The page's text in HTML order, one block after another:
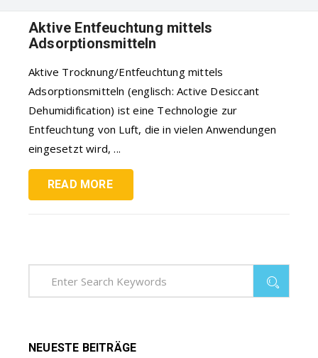
Aktive Entfeuchtung mittels
Adsorptionsmitteln
Aktive Trocknung/Entfeuchtung mittels
Adsorptionsmitteln (englisch: Active Desiccant
Dehumidification) ist eine Technologie zur
Entfeuchtung von Luft, die in vielen Anwendungen
eingesetzt wird, ...
READ MORE
NEUESTE BEITRÄGE